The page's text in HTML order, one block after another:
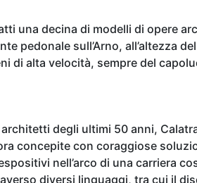
una decina di modelli di opere
pedonale sull’Arno, all’altezza
di alta velocità, sempre del
degli ultimi 50 anni,
concepite con coraggiose
nell’arco di una carriera
diversi linguaggi, tra cui il